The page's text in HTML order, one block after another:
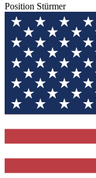
Position Stürmer